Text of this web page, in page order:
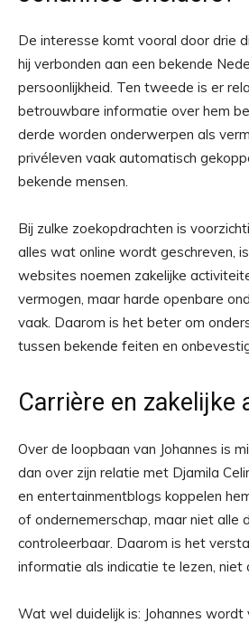
De interesse komt vooral door drie
hij verbonden aan een bekende
persoonlijkheid. Ten tweede is er
betrouwbare informatie over hem
derde worden onderwerpen als
privéleven vaak automatisch
bekende mensen.
Bij zulke zoekopdrachten is
alles wat online wordt geschreven,
websites noemen zakelijke
vermogen, maar harde openbare
vaak. Daarom is het beter om
tussen bekende feiten en
Carrière en zakelijke
Over de loopbaan van Johannes is
dan over zijn relatie met Djamila
en entertainmentblogs koppelen
of ondernemerschap, maar niet alle
controleerbaar. Daarom is het
informatie als indicatie te lezen, niet
Wat wel duidelijk is: Johannes